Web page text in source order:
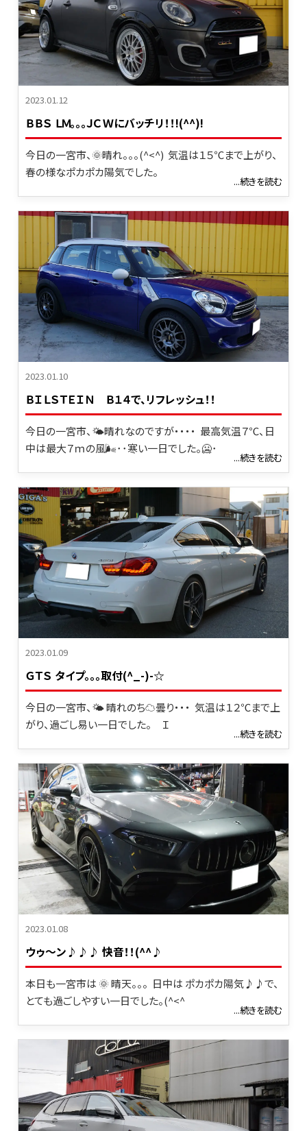
2023.01.12
ＢＢＳ ＬＭ。。。ＪＣＷにバッチリ！！!(^^)!
今日の一宮市、🌞晴れ。。。(^<^) 気温は１５℃まで上がり、
春の様なポカポカ陽気でした。
...続きを読む
2023.01.10
ＢＩＬＳＴＥＩＮ Ｂ１４で、リフレッシュ！！
今日の一宮市、🌤晴れなのですが・・・・ 最高気温７℃、日
中は最大７ｍの風🌬･･寒い一日でした。🥶･
...続きを読む
2023.01.09
ＧＴＳ タイプ。。。取付(^_-)-☆
今日の一宮市、🌤 晴れのち☁曇り・・・ 気温は１２℃まで上
がり、過ごし易い一日でした。 Ｉ
...続きを読む
2023.01.08
ウゥ～ン♪♪♪ 快音！！(^^♪
本日も一宮市は 🌞 晴天。。。 日中は ポカポカ陽気♪♪で、
とても過ごしやすい一日でした。(^<^
...続きを読む